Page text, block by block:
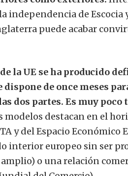
independencia de Escocia
puede acabar
la UE se ha producido
dispone de once meses
dos partes. Es muy poco
modelos destacan en el
y del Espacio Económico
interior europeo sin ser
o una relación